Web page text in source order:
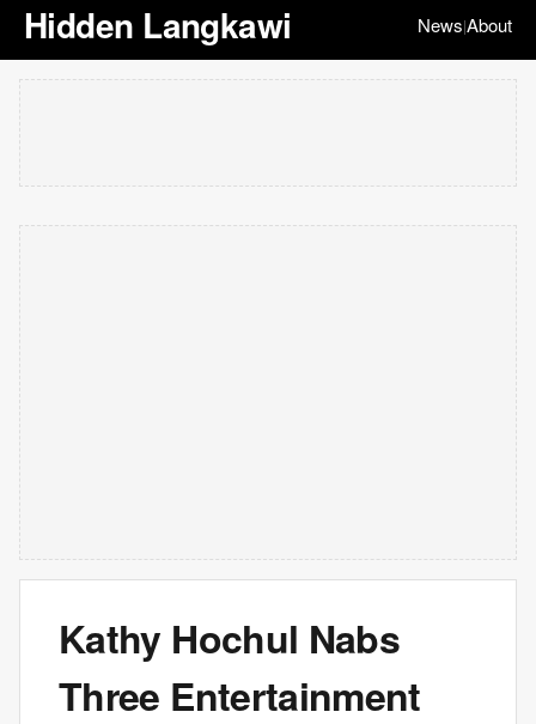
Hidden Langkawi News|About
Kathy Hochul Nabs
Three Entertainment